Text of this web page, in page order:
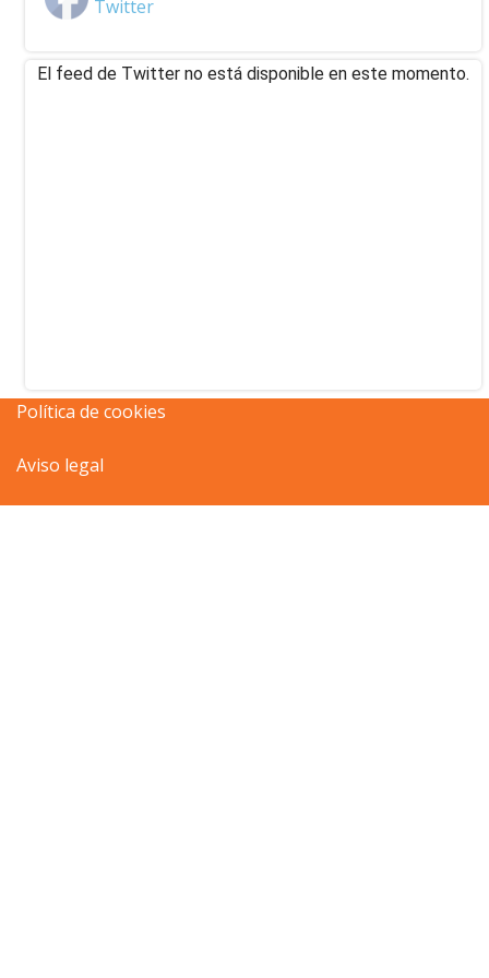
El feed de Twitter no está disponible en este momento.
Política de cookies
Aviso legal